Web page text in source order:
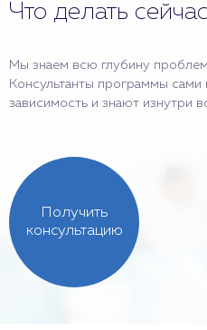
Что делать
Мы знаем всю глубину
Консультанты программы
зависимость и знают изнутри
Получить
консультацию